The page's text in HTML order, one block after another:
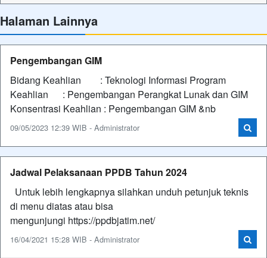
Halaman Lainnya
Pengembangan GIM
Bidang Keahlian : Teknologi Informasi Program
Keahlian : Pengembangan Perangkat Lunak dan GIM
Konsentrasi Keahlian : Pengembangan GIM &nb
09/05/2023 12:39 WIB - Administrator
Jadwal Pelaksanaan PPDB Tahun 2024
Untuk lebih lengkapnya silahkan unduh petunjuk teknis
di menu diatas atau bisa
mengunjungi https://ppdbjatim.net/
16/04/2021 15:28 WIB - Administrator